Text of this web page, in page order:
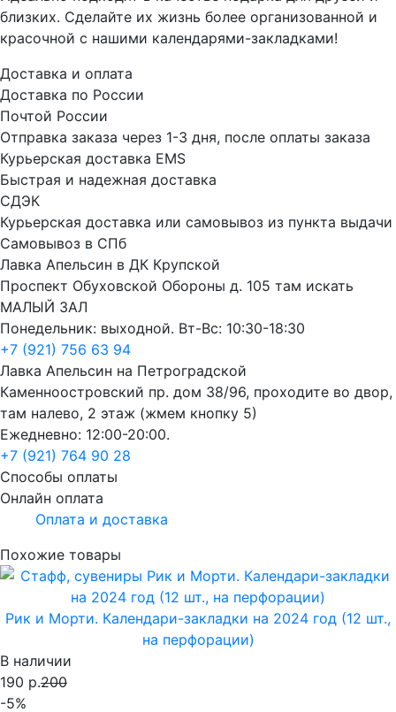
близких. Сделайте их жизнь более организованной и
красочной с нашими календарями-закладками!
Доставка и оплата
Доставка по России
Почтой России
Отправка заказа через 1-3 дня, после оплаты заказа
Курьерская доставка EMS
Быстрая и надежная доставка
СДЭК
Курьерская доставка или самовывоз из пункта выдачи
Самовывоз в СПб
Лавка Апельсин в ДК Крупской
Проспект Обуховской Обороны д. 105 там искать
МАЛЫЙ ЗАЛ
Понедельник: выходной. Вт-Вс: 10:30-18:30
+7 (921) 756 63 94
Лавка Апельсин на Петроградской
Каменноостровский пр. дом 38/96, проходите во двор,
там налево, 2 этаж (жмем кнопку 5)
Ежедневно: 12:00-20:00.
+7 (921) 764 90 28
Способы оплаты
Онлайн оплата
Оплата и доставка
Похожие товары
Рик и Морти. Календари-закладки на 2024 год (12 шт.,
на перфорации)
В наличии
190 р.200
-5%